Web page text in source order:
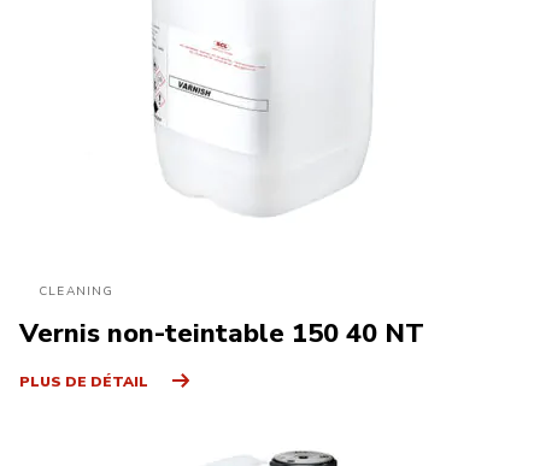
CLEANING
Vernis non-teintable 150 40 NT
PLUS DE DÉTAIL